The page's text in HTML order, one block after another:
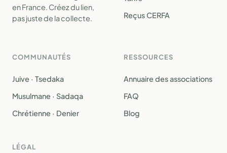
en France. Créez du lien,
pas juste de la collecte.
Reçus CERFA
COMMUNAUTÉS
Juive · Tsedaka
Musulmane · Sadaqa
Chrétienne · Denier
RESSOURCES
Annuaire des associations
FAQ
Blog
LÉGAL